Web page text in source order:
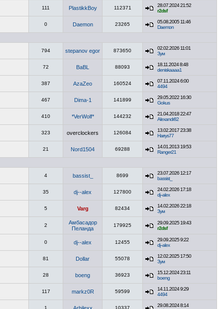
111 PlastikkBoy 112371
28.07.2024 21:52
r2dsf
0 Daemon 23265
05.08.2005 11:46
Daemon
794 stepanov egor 873650
02.02.2026 11:01
Зум
72 BaBL 88093
18.11.2024 8:48
deniskaaaa1
387 AzaZeo 160524
07.11.2024 6:00
4494
467 Dima-1 141899
29.05.2022 16:30
Gokus
410 *VerWolf* 144232
21.04.2018 22:47
Alexandr82
323 overclockers 126084
13.02.2017 23:38
Harrys77
21 Nord1504 69288
14.01.2013 19:53
Ranger21
4 bassist_ 8699
23.07.2026 12:17
bassist_
35 dj--alex 127800
24.02.2026 17:18
dj--alex
5 Varg 82434
14.02.2026 22:18
Зум
2
Амбасадор
Пеланда
179925
29.09.2025 19:43
r2dsf
0 dj--alex 12455
29.09.2025 9:22
dj--alex
81 Dollar 55078
12.02.2025 17:50
Зум
28 boeng 36923
15.12.2024 23:11
boeng
117 markz0R 59599
14.11.2024 9:29
4494
1 10337
29.08.2024 8:14